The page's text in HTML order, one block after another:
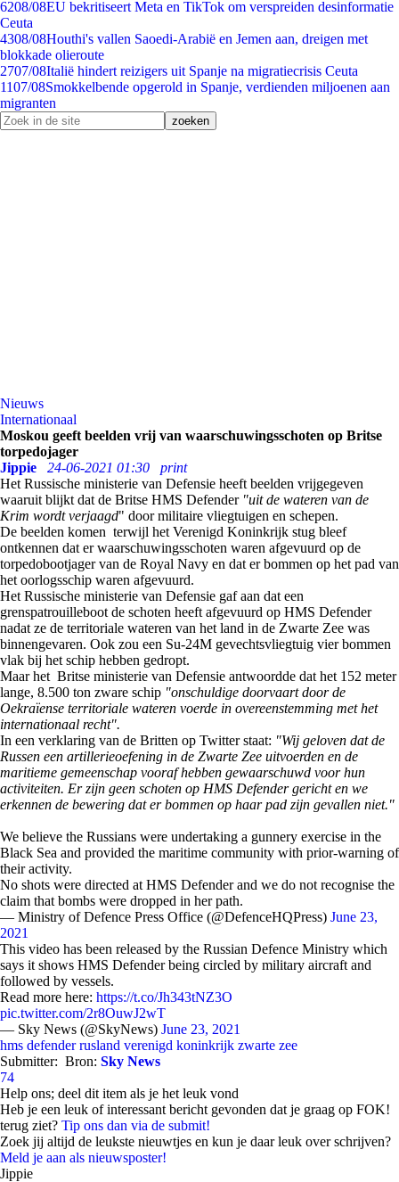
6208/08EU bekritiseert Meta en TikTok om verspreiden desinformatie
Ceuta
4308/08Houthi's vallen Saoedi-Arabië en Jemen aan, dreigen met
blokkade olieroute
2707/08Italië hindert reizigers uit Spanje na migratiecrisis Ceuta
1107/08Smokkelbende opgerold in Spanje, verdienden miljoenen aan
migranten
Nieuws
Internationaal
Moskou geeft beelden vrij van waarschuwingsschoten op Britse
torpedojager
Jippie
24-06-2021 01:30
print
Het Russische ministerie van Defensie heeft beelden vrijgegeven
waaruit blijkt dat de Britse HMS Defender "uit de wateren van de
Krim wordt verjaagd" door militaire vliegtuigen en schepen.
De beelden komen terwijl het Verenigd Koninkrijk stug bleef
ontkennen dat er waarschuwingsschoten waren afgevuurd op de
torpedobootjager van de Royal Navy en dat er bommen op het pad van
het oorlogsschip waren afgevuurd.
Het Russische ministerie van Defensie gaf aan dat een
grenspatrouilleboot de schoten heeft afgevuurd op HMS Defender
nadat ze de territoriale wateren van het land in de Zwarte Zee was
binnengevaren. Ook zou een Su-24M gevechtsvliegtuig vier bommen
vlak bij het schip hebben gedropt.
Maar het Britse ministerie van Defensie antwoordde dat het 152 meter
lange, 8.500 ton zware schip "onschuldige doorvaart door de
Oekraïense territoriale wateren voerde in overeenstemming met het
internationaal recht".
In een verklaring van de Britten op Twitter staat: "Wij geloven dat de
Russen een artillerieoefening in de Zwarte Zee uitvoerden en de
maritieme gemeenschap vooraf hebben gewaarschuwd voor hun
activiteiten. Er zijn geen schoten op HMS Defender gericht en we
erkennen de bewering dat er bommen op haar pad zijn gevallen niet."
We believe the Russians were undertaking a gunnery exercise in the
Black Sea and provided the maritime community with prior-warning of
their activity.
No shots were directed at HMS Defender and we do not recognise the
claim that bombs were dropped in her path.
— Ministry of Defence Press Office (@DefenceHQPress) June 23,
2021
This video has been released by the Russian Defence Ministry which
says it shows HMS Defender being circled by military aircraft and
followed by vessels.
Read more here: https://t.co/Jh343tNZ3O
pic.twitter.com/2r8OuwJ2wT
— Sky News (@SkyNews) June 23, 2021
hms defender rusland verenigd koninkrijk zwarte zee
Submitter: Bron: Sky News
74
Help ons; deel dit item als je het leuk vond
Heb je een leuk of interessant bericht gevonden dat je graag op FOK!
terug ziet? Tip ons dan via de submit!
Zoek jij altijd de leukste nieuwtjes en kun je daar leuk over schrijven?
Meld je aan als nieuwsposter!
Jippie